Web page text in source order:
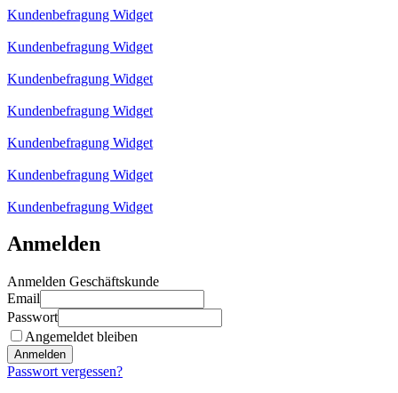
Kundenbefragung Widget
Kundenbefragung Widget
Kundenbefragung Widget
Kundenbefragung Widget
Kundenbefragung Widget
Kundenbefragung Widget
Kundenbefragung Widget
Anmelden
Anmelden Geschäftskunde
Email
Passwort
Angemeldet bleiben
Anmelden
Passwort vergessen?